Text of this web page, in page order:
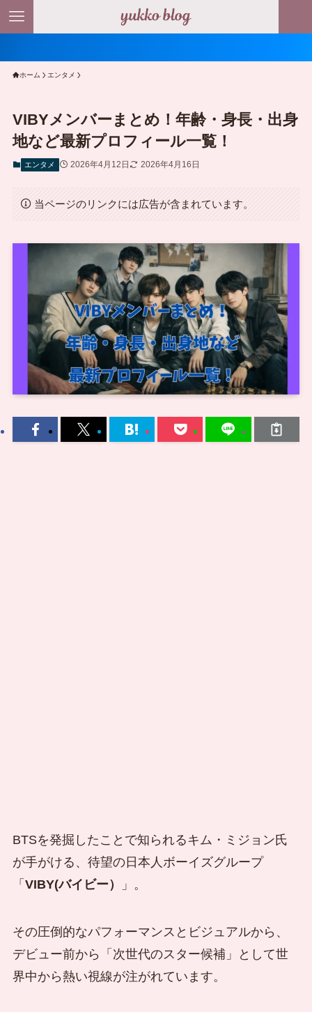
ホーム エンタメ
VIBYメンバーまとめ！年齢・身長・出身
地など最新プロフィール一覧！
エンタメ 2026年4月12日 2026年4月16日
当ページのリンクには広告が含まれています。
BTSを発掘したことで知られるキム・ミジョン氏
が手がける、待望の日本人ボーイズグループ
「 VIBY(バイビー） 」。
その圧倒的なパフォーマンスとビジュアルから、
デビュー前から「次世代のスター候補」として世
界中から熱い視線が注がれています。